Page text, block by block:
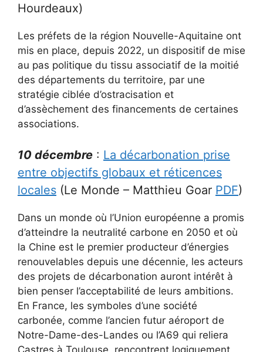
Hourdeaux)
Les préfets de la région Nouvelle-Aquitaine ont
mis en place, depuis 2022, un dispositif de mise
au pas politique du tissu associatif de la moitié
des départements du territoire, par une
stratégie ciblée d’ostracisation et
d’assèchement des financements de certaines
associations.
10 décembre : La décarbonation prise
entre objectifs globaux et réticences
locales (Le Monde – Matthieu Goar PDF)
Dans un monde où l’Union européenne a promis
d’atteindre la neutralité carbone en 2050 et où
la Chine est le premier producteur d’énergies
renouvelables depuis une décennie, les acteurs
des projets de décarbonation auront intérêt à
bien penser l’acceptabilité de leurs ambitions.
En France, les symboles d’une société
carbonée, comme l’ancien futur aéroport de
Notre-Dame-des-Landes ou l’A69 qui reliera